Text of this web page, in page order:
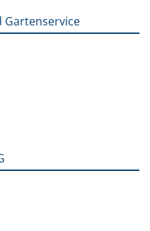
Gartenservice